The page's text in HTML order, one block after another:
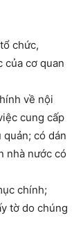
chức,
của cơ quan
về nội
cung cấp
có dán
nhà nước có
chính;
tờ do chúng